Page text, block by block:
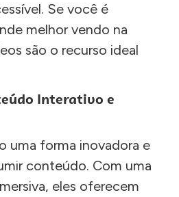
Se você é
melhor vendo na
são o recurso ideal
Interativo e
uma forma inovadora e
conteúdo. Com uma
eles oferecem